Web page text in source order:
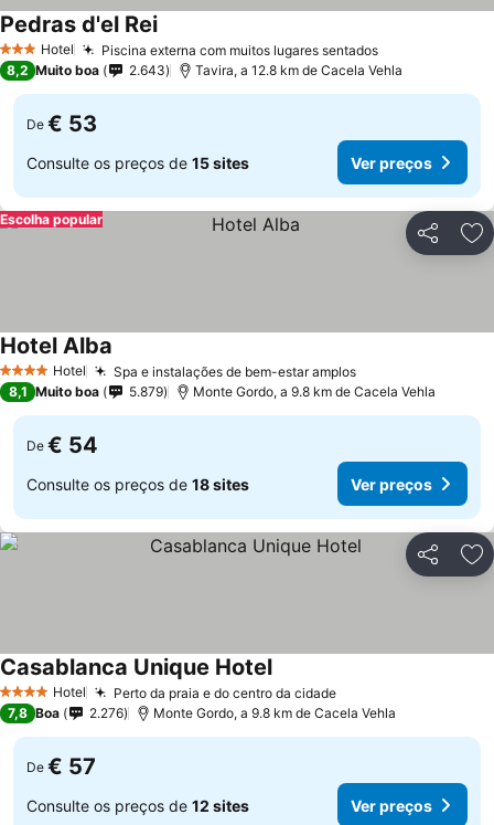
3 EstrelasHotel Piscina externa com muitos lugares sentadosVer preços
Pedras d'el ReiVer preços
8,2 Muito boa 2.643 Tavira, a 12.8 km de Cacela Vehla
De € 53
Consulte os preços de 15 sites Ver preços
Partilhar
Escolha popular
4 EstrelasHotel Spa e instalações de bem-estar amplosVer preços
Hotel Alba
8,1 Muito boa 5.879 Monte Gordo, a 9.8 km de Cacela Vehla
De € 54
Consulte os preços de 18 sites Ver preços
Partilhar
4 EstrelasHotel Perto da praia e do centro da cidadeVer preços
Casablanca Unique HotelVer preços
7,8 Boa 2.276 Monte Gordo, a 9.8 km de Cacela Vehla
De € 57
Consulte os preços de 12 sites Ver preços